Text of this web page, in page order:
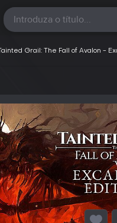
Todas
Tainted Grail: The Fall of Avalon -